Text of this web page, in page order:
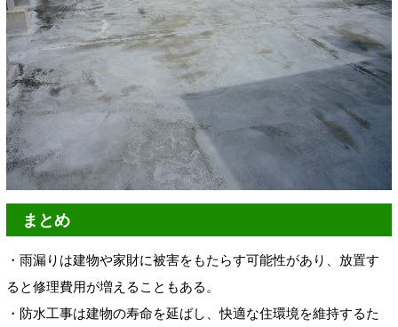
まとめ
・雨漏りは建物や家財に被害をもたらす可能性があり、放置す
ると修理費用が増えることもある。
・防水工事は建物の寿命を延ばし、快適な住環境を維持するた